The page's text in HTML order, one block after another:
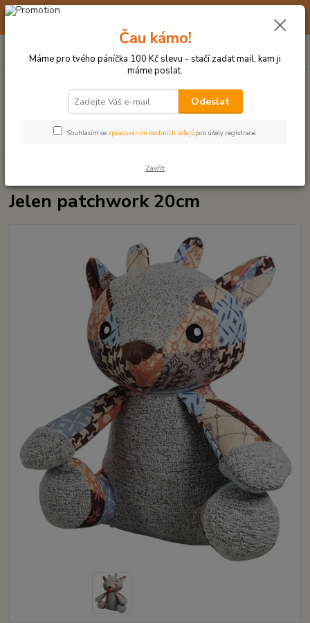
☀️ 10. - 14. SRPNA 2026 MÁME DOVOLENOU ☀️ OBJEDNÁVKY
Hledat
po–pá: 9–17 hod.
za0 Kč
PLYŠOVÉ A TEXTILNÍ HRAČKY
Jelen patchwork 20cm
Čau kámo!
Máme pro tvého páníčka 100 Kč slevu - stačí zadat mail, kam ji
máme poslat.
Odeslat
Souhlasím se zpracováním osobních údajů pro účely registrace.
Zavřít